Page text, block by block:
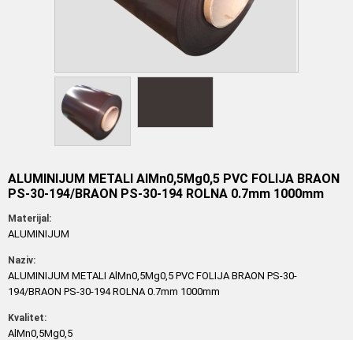
ALUMINIJUM METALI AlMn0,5Mg0,5 PVC FOLIJA BRAON
PS-30-194/BRAON PS-30-194 ROLNA 0.7mm 1000mm
Materijal:
ALUMINIJUM
Naziv:
ALUMINIJUM METALI AlMn0,5Mg0,5 PVC FOLIJA BRAON PS-30-
194/BRAON PS-30-194 ROLNA 0.7mm 1000mm
Kvalitet:
AlMn0,5Mg0,5